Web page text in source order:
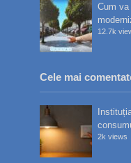
Cum
12.7k
Cele mai
2k views